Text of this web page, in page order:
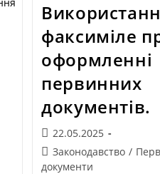
факсиміле
оформленні
первинних
документів.
22.05.2025
Законодавство /
документи